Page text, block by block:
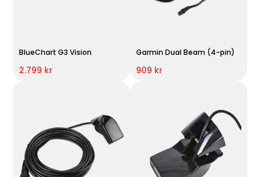
BlueChart G3 Vision
2.799 kr
Garmin Dual Beam (4-pin)
909 kr